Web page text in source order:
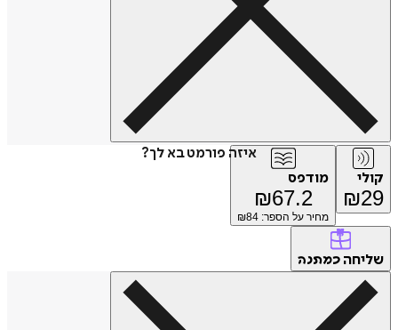
איזה פורמט בא לך?
₪
מודפס
₪67.2
מחיר על הספר: ₪84
כמתנה